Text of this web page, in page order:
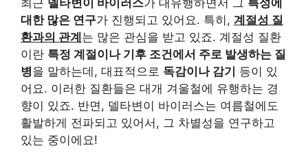
최근 델타변이 바이러스가 대유행하면서 그 특성에
대한 많은 연구가 진행되고 있어요. 특히, 계절성 질
환과의 관계 는 많은 관심을 받고 있죠. 계절성 질환
이란 특정 계절이나 기후 조건에서 주로 발생하는 질
병을 말하는데, 대표적으로 독감이나 감기
등이 있
어요. 이러한 질환들은 대개 겨울철에 유행하는 경
향이 있죠. 반면, 델타변이 바이러스는 여름철에도
활발하게 전파되고 있어서, 그 차별성을 연구하고
있는 중이에요!